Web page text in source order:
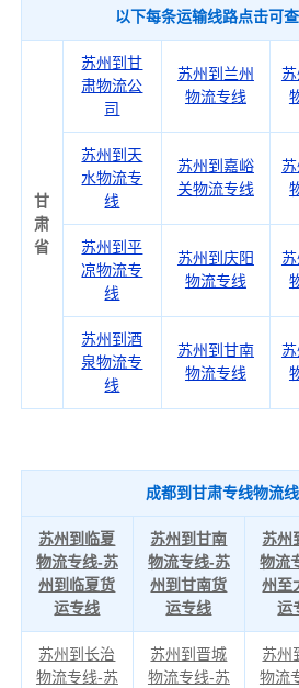
以下每条运输线路点击可
甘
肃
省
苏州到甘
肃物流公
司
苏州到兰州
物流专线
苏州到天
水物流专
线
苏州到嘉峪
关物流专线
苏州到平
凉物流专
线
苏州到庆阳
物流专线
苏州到酒
泉物流专
线
苏州到甘南
物流专线
苏
成都到甘肃专线物流
苏州到临夏
物流专线-苏
州到临夏货
运专线
苏州到甘南
物流专线-苏
州到甘南货
运专线
苏州
物流
州至
运
苏州到长治
物流专线-苏
苏州到晋城
物流专线-苏
苏州
物流